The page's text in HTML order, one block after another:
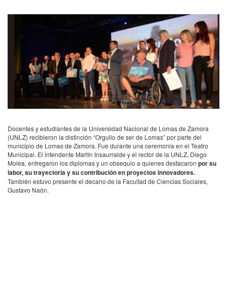
Docentes y estudiantes de la Universidad Nacional de Lomas de Zamora
(UNLZ) recibieron la distinción “Orgullo de ser de Lomas” por parte del
municipio de Lomas de Zamora. Fue durante una ceremonia en el Teatro
Municipal. El intendente Martín Insaurralde y el rector de la UNLZ, Diego
Molea, entregaron los diplomas y un obsequio a quienes destacaron por su
labor, su trayectoria y su contribución en proyectos innovadores.
También estuvo presente el decano de la Facultad de Ciencias Sociales,
Gustavo Naón.